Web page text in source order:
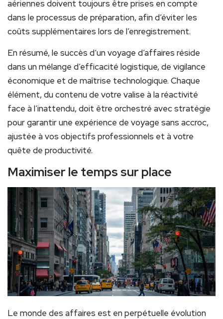
aériennes doivent toujours être prises en compte
dans le processus de préparation, afin d’éviter les
coûts supplémentaires lors de l’enregistrement.
En résumé, le succès d’un voyage d’affaires réside
dans un mélange d’efficacité logistique, de vigilance
économique et de maîtrise technologique. Chaque
élément, du contenu de votre valise à la réactivité
face à l’inattendu, doit être orchestré avec stratégie
pour garantir une expérience de voyage sans accroc,
ajustée à vos objectifs professionnels et à votre
quête de productivité.
Maximiser le temps sur place
Le monde des affaires est en perpétuelle évolution